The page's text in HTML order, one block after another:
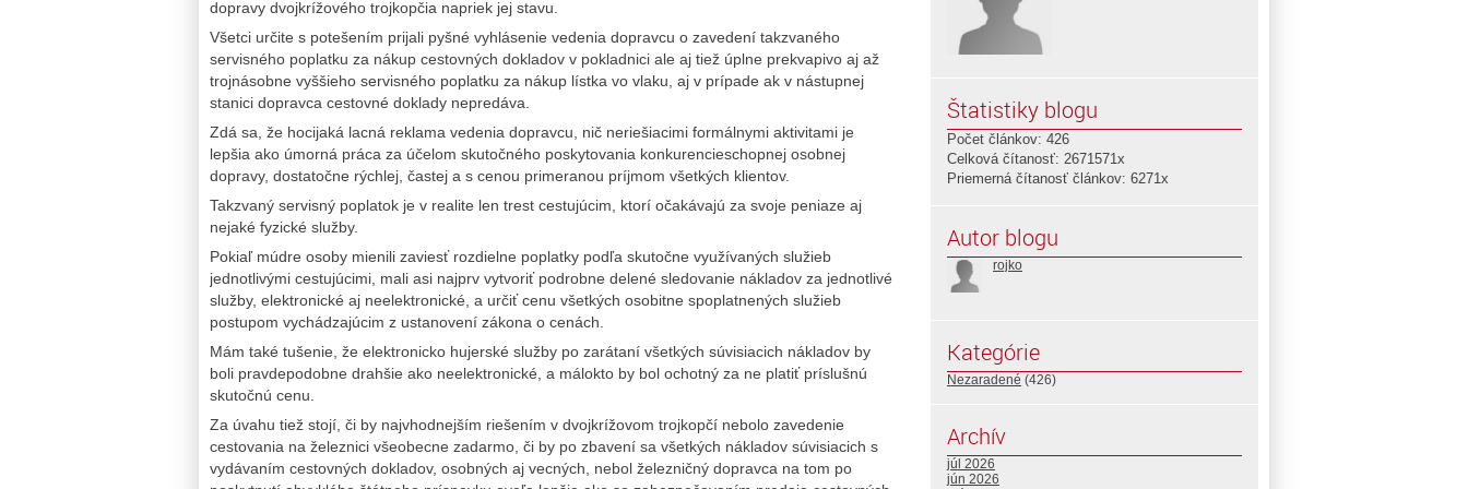
dopravy dvojkrížového trojkopčia napriek jej stavu.
Všetci určite s potešením prijali pyšné vyhlásenie vedenia dopravcu o zavedení takzvaného
servisného poplatku za nákup cestovných dokladov v pokladnici ale aj tiež úplne prekvapivo aj až
trojnásobne vyššieho servisného poplatku za nákup lístka vo vlaku, aj v prípade ak v nástupnej
stanici dopravca cestovné doklady nepredáva.
Zdá sa, že hocijaká lacná reklama vedenia dopravcu, nič neriešiacimi formálnymi aktivitami je
lepšia ako úmorná práca za účelom skutočného poskytovania konkurencieschopnej osobnej
dopravy, dostatočne rýchlej, častej a s cenou primeranou príjmom všetkých klientov.
Takzvaný servisný poplatok je v realite len trest cestujúcim, ktorí očakávajú za svoje peniaze aj
nejaké fyzické služby.
Pokiaľ múdre osoby mienili zaviesť rozdielne poplatky podľa skutočne využívaných služieb
jednotlivými cestujúcimi, mali asi najprv vytvoriť podrobne delené sledovanie nákladov za jednotlivé
služby, elektronické aj neelektronické, a určiť cenu všetkých osobitne spoplatnených služieb
postupom vychádzajúcim z ustanovení zákona o cenách.
Mám také tušenie, že elektronicko hujerské služby po zarátaní všetkých súvisiacich nákladov by
boli pravdepodobne drahšie ako neelektronické, a málokto by bol ochotný za ne platiť príslušnú
skutočnú cenu.
Za úvahu tiež stojí, či by najvhodnejším riešením v dvojkrížovom trojkopčí nebolo zavedenie
cestovania na železnici všeobecne zadarmo, či by po zbavení sa všetkých nákladov súvisiacich s
vydávaním cestovných dokladov, osobných aj vecných, nebol železničný dopravca na tom po
Štatistiky blogu
Počet článkov: 426
Celková čítanosť: 2671571x
Priemerná čítanosť článkov: 6271x
Autor blogu
rojko
Kategórie
Nezaradené (426)
Archív
júl 2026
jún 2026